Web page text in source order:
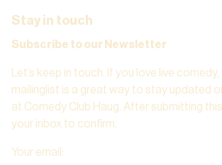
Stay in touch
Subscribe to our Newsletter
Let’s keep in touch. If you love live
mailinglist is a great way to stay updated
at Comedy Club Haug. After submitting
your inbox to confirm.
Your email :